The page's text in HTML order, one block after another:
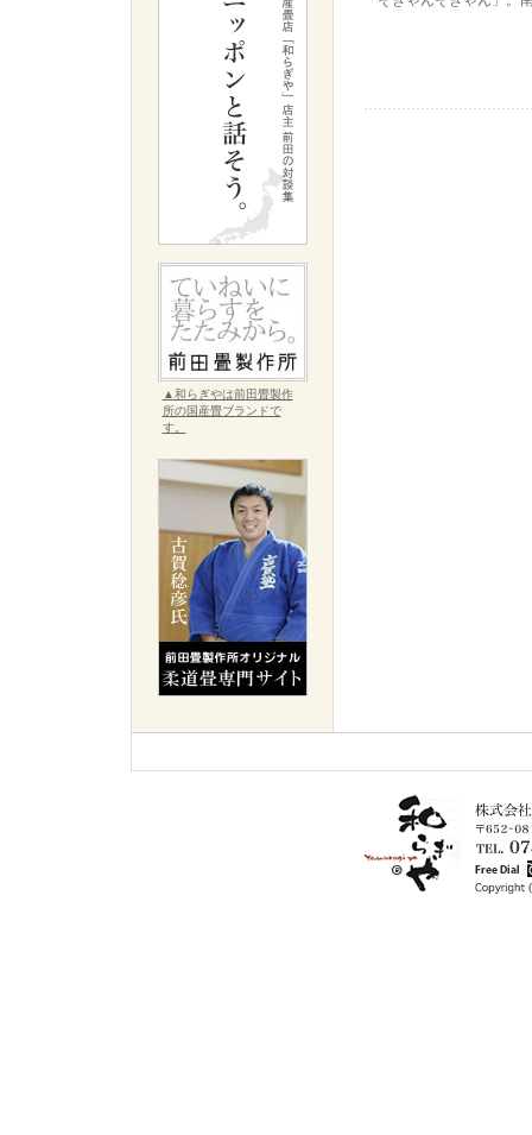
▲和らぎやは前田畳製作
所の国産畳ブランドで
す。